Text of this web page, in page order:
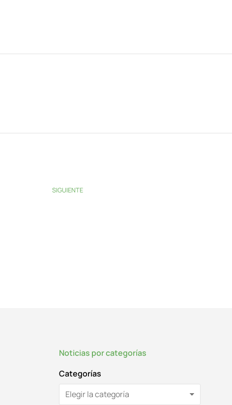
SIGUIENTE
Noticias por categorías
Categorías